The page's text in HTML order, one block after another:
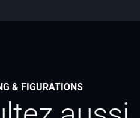
& FIGURATIONS